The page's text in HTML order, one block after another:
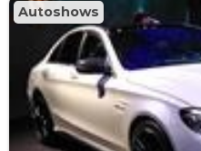
Autoshows